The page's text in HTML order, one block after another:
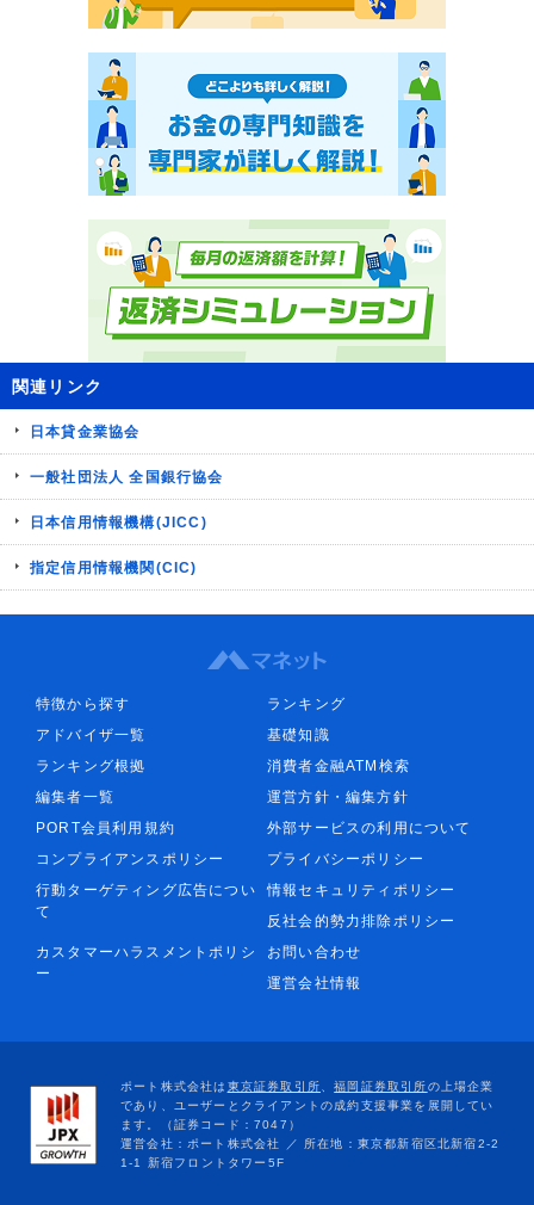
関連リンク
日本貸金業協会
一般社団法人 全国銀行協会
日本信用情報機構(JICC)
指定信用情報機関(CIC)
特徴から探す
ランキング
アドバイザ一覧
基礎知識
ランキング根拠
消費者金融ATM検索
編集者一覧
運営方針・編集方針
PORT会員利用規約
外部サービスの利用について
コンプライアンスポリシー
プライバシーポリシー
行動ターゲティング広告につい
て
情報セキュリティポリシー
反社会的勢力排除ポリシー
カスタマーハラスメントポリシ
ー
お問い合わせ
運営会社情報